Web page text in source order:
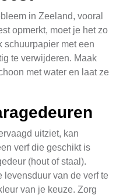
in Zeeland, vooral
opmerkt, moet je het zo
schuurpapier met een
te verwijderen. Maak
met water en laat ze
uitziet, kan
verf die geschikt is
(hout of staal).
levensduur van de verf te
van je keuze. Zorg